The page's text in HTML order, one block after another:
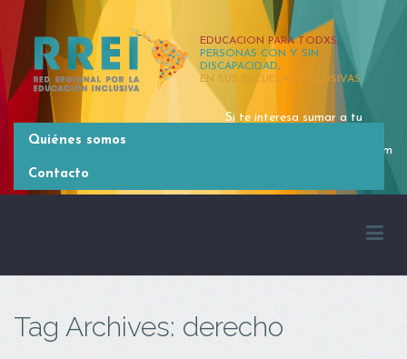
EDUCACION PARA TODXS,
PERSONAS CON Y SIN
DISCAPACIDAD,
EN SUS ESCUELAS INCLUSIVAS
Si te interesa sumar a tu
rrei.latinoamerica@gmail.com
Quiénes somos
Contacto
Tag Archives: derecho